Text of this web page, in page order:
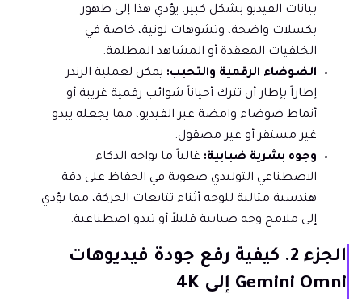
بيانات الفيديو بشكل كبير. يؤدي هذا إلى ظهور
بكسلات واضحة، وتشوهات لونية، خاصة في
الخلفيات المعقدة أو المشاهد المظلمة.
الضوضاء الرقمية والتحبب: يمكن لعملية الرندر
إطاراً بإطار أن تترك أحياناً شوائب رقمية غريبة أو
أنماط ضوضاء وامضة عبر الفيديو، مما يجعله يبدو
غير مستقر أو غير مصقول.
وجوه بشرية ضبابية: غالباً ما يواجه الذكاء
الاصطناعي التوليدي صعوبة في الحفاظ على دقة
هندسية مثالية للوجه أثناء تتابعات الحركة، مما يؤدي
إلى ملامح وجه ضبابية قليلاً أو تبدو اصطناعية.
الجزء 2. كيفية رفع جودة فيديوهات
Gemini Omni إلى 4K